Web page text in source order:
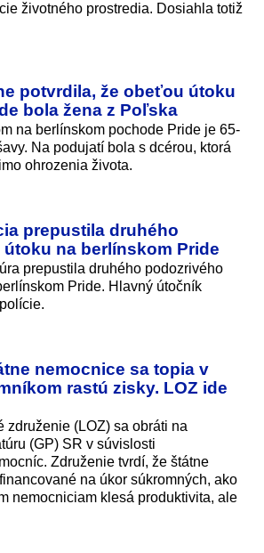
životného prostredia. Dosiahla totiž
potvrdila, že obeťou útoku
bola žena z Poľska
na berlínskom pochode Pride je 65-
Na podujatí bola s dcérou, ktorá
ohrozenia života.
prepustila druhého
na berlínskom Pride
prepustila druhého podozrivého
Pride. Hlavný útočník
nemocnice sa topia v
rastú zisky. LOZ ide
združenie (LOZ) sa obráti na
(GP) SR v súvislosti
Združenie tvrdí, že štátne
na úkor súkromných, ako
nemocniciam klesá produktivita, ale